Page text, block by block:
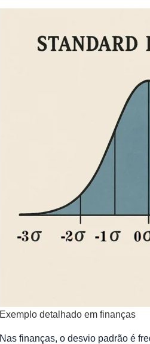
Exemplo detalhado em finanças
Nas finanças, o desvio padrão é